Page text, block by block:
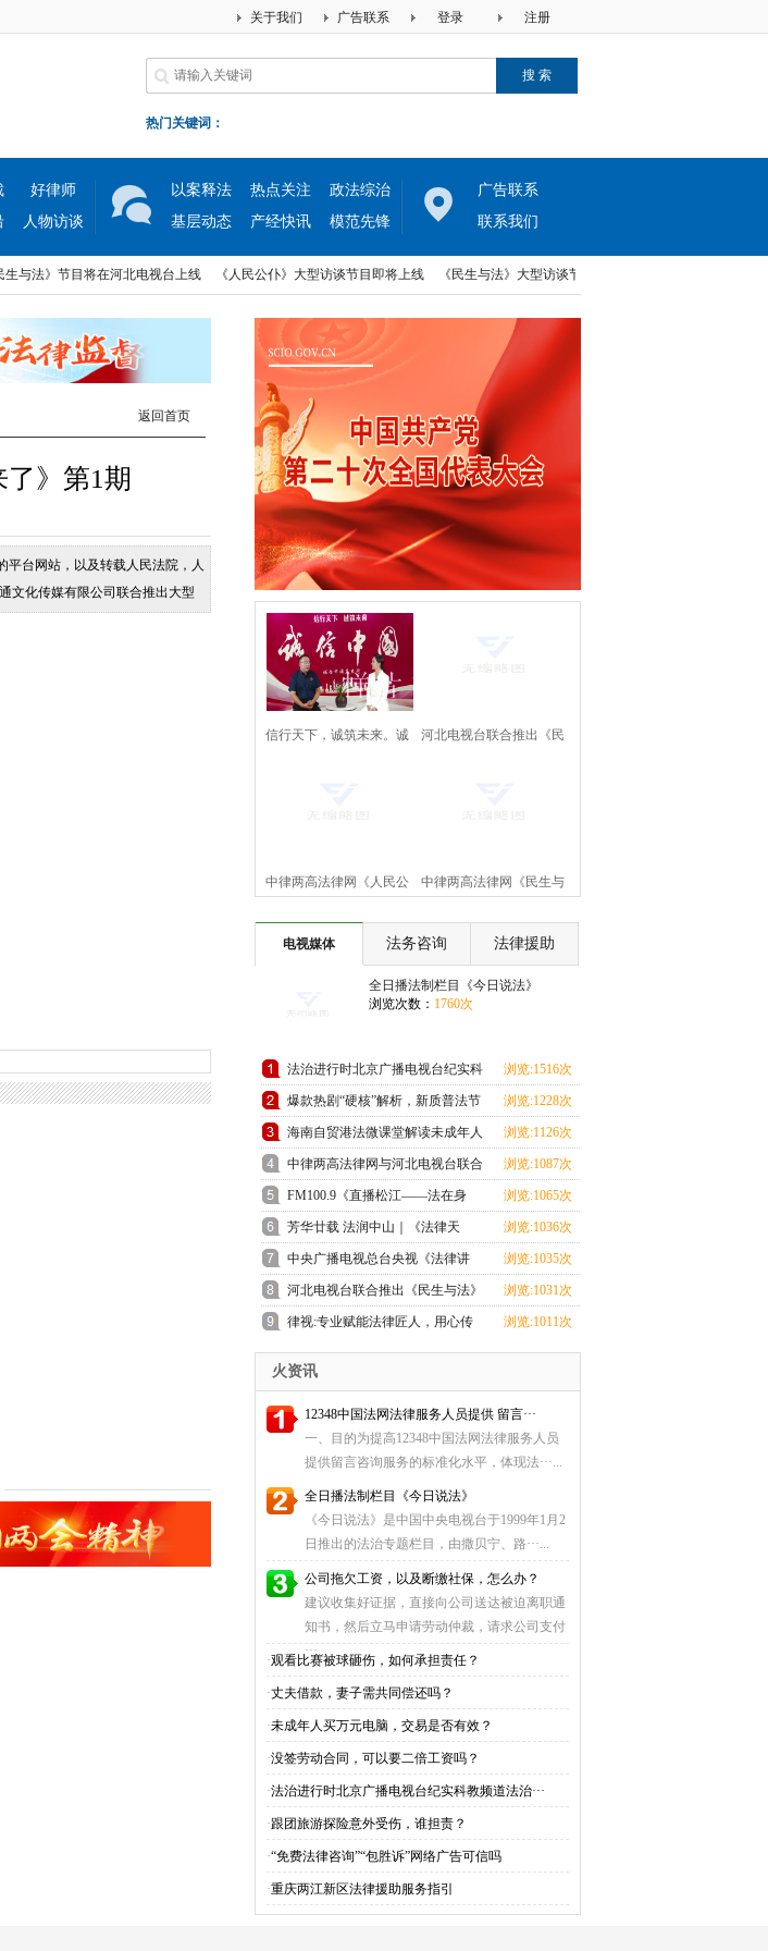
注册
登录
广告联系
关于我们
热门关键词：
好律师
人物访谈
以案释法 热点关注
政法综治
基层动态
产经快讯 模范先锋
广告联系
联系我们
》节目将在河北电视台上线 《人民公仆》大型访谈节目即将上线 《民生与法》大型访谈节目即将上线
返回首页
》第1期
平台网站，以及转载人民法院，人
文化传媒有限公司联合推出大型
信行天下，诚筑未来。诚 河北电视台联合推出《民
中律两高法律网《人民公 中律两高法律网《民生与
上线
电视媒体 法务咨询 法律援助
全日播法制栏目《今日说法》
浏览次数： 1760次
法治进行时北京广播电视台纪实科
教频道法治栏目
浏览:1516次
爆款热剧“硬核”解析，新质普法节
目《剧懂法》即将开播！
浏览:1228次
海南自贸港法微课堂解读未成年人
监护人法律制度
浏览:1126次
中律两高法律网与河北电视台联合
推出《民生与法》大型访谈节目即
将上线
浏览:1087次
FM100.9《直播松江——法在身
边》：普法从学生抓起，让宪法精
神扎根校园
浏览:1065次
芳华廿载 法润中山｜《法律天
地》电视节目播出二十周年！
浏览:1036次
中央广播电视总台央视《法律讲
堂》栏目团队：镜头背后，法官的
奉献与坚守丨2024记者看法院
浏览:1035次
河北电视台联合推出《民生与法》
大型访谈节目即将上线
浏览:1031次
律视:专业赋能法律匠人，用心传
播法律知识
浏览:1011次
火资讯
12348中国法网法律服务人员提供 留言···
一、目的为提高12348中国法网法律服务人员
提供留言咨询服务的标准化水平，体现法···...
全日播法制栏目《今日说法》
《今日说法》是中国中央电视台于1999年1月2
日推出的法治专题栏目，由撒贝宁、路···...
公司拖欠工资，以及断缴社保，怎么办？
建议收集好证据，直接向公司送达被迫离职通
知书，然后立马申请劳动仲裁，请求公司支付
···...
·观看比赛被球砸伤，如何承担责任？
·丈夫借款，妻子需共同偿还吗？
·未成年人买万元电脑，交易是否有效？
·没签劳动合同，可以要二倍工资吗？
·法治进行时北京广播电视台纪实科教频道法治···
·跟团旅游探险意外受伤，谁担责？
·“免费法律咨询”“包胜诉”网络广告可信吗
·重庆两江新区法律援助服务指引